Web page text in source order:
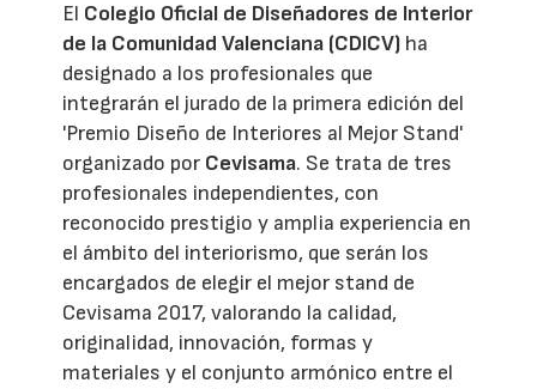
El Colegio Oficial de Diseñadores de Interior
de la Comunidad Valenciana (CDICV) ha
designado a los profesionales que
integrarán el jurado de la primera edición del
'Premio Diseño de Interiores al Mejor Stand'
organizado por Cevisama. Se trata de tres
profesionales independientes, con
reconocido prestigio y amplia experiencia en
el ámbito del interiorismo, que serán los
encargados de elegir el mejor stand de
Cevisama 2017, valorando la calidad,
originalidad, innovación, formas y
materiales y el conjunto armónico entre el